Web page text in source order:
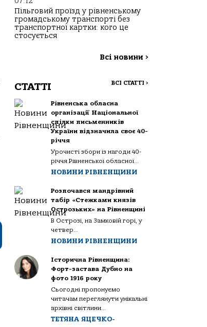
Пільговий проїзд у рівненському
громадському транспорті без
транспортної картки: кого це
стосується
Всі новини >
СТАТТІ ВСІ СТАТТІ >
Рівненська обласна
організації Національної
спілки письменників
України відзначила своє 40-
річчя
Урочисті збори із нагоди 40-
річчя Рівненської обласної...
НОВИНИ РІВНЕНЩИНИ
Розпочався мандрівний
табір «Стежками князів
Острозьких» на Рівненщині
В Острозі, на Замковій горі, у
четвер...
НОВИНИ РІВНЕНЩИНИ
Історична Рівненщина:
Форт-застава Дубно на
фото 1916 року
Сьогодні пропонуємо
читачам переглянути унікальні
архівні світлини...
ТЕТЯНА ЯЦЕЧКО-